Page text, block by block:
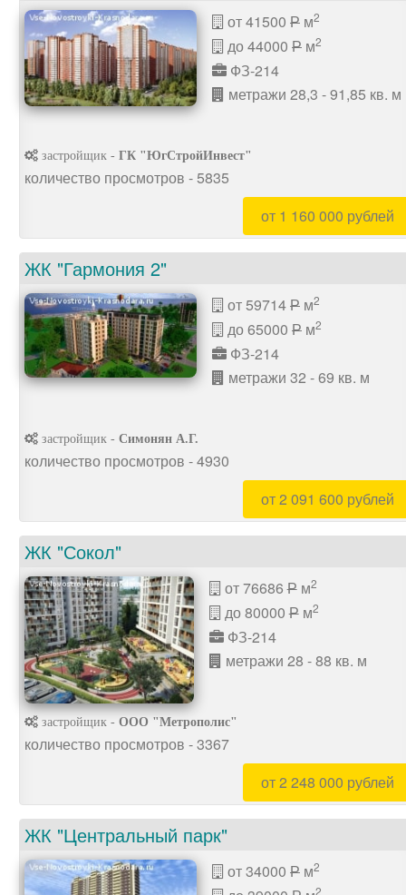
от 41500 P м2
до 44000 P м2
ФЗ-214
метражи 28,3 - 91,85 кв. м
застройщик - ГК "ЮгСтройИнвест"
количество просмотров - 5835
от 1 160 000 рублей
ЖК "Гармония 2"
от 59714 P м2
до 65000 P м2
ФЗ-214
метражи 32 - 69 кв. м
застройщик - Симонян А.Г.
количество просмотров - 4930
от 2 091 600 рублей
ЖК "Сокол"
от 76686Pм2
до 80000Pм2
ФЗ-214
метражи 28 - 88 кв. м
застройщик - ООО "Метрополис"
количество просмотров - 3367
от 2 248 000 рублей
ЖК "Центральный парк"
от 34000 P м2
2